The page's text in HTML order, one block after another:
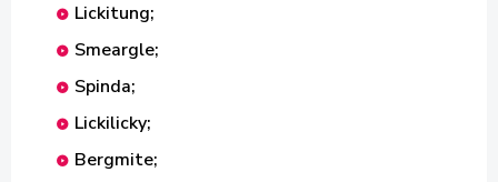
Lickitung;
Smeargle;
Spinda;
Lickilicky;
Bergmite;